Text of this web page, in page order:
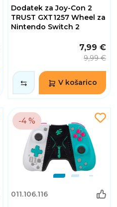
Dodatek za Joy-Con 2
TRUST GXT1257 Wheel za
Nintendo Switch 2
7,99 €
9,99 €
V košarico
-4 %
011.106.116